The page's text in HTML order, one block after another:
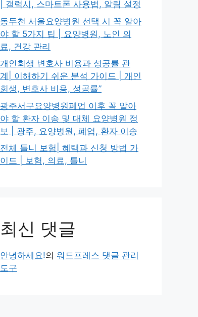
| 갤럭시, 스마트폰 사용법, 알림 설정
동두천 서울요양병원 선택 시 꼭 알아
야 할 5가지 팁 | 요양병원, 노인 의
료, 건강 관리
개인회생 변호사 비용과 성공률 관
계| 이해하기 쉬운 분석 가이드 | 개인
회생, 변호사 비용, 성공률”
광주서구요양병원폐업 이후 꼭 알아
야 할 환자 이송 및 대체 요양병원 정
보 | 광주, 요양병원, 폐업, 환자 이송
전체 틀니 보험| 혜택과 신청 방법 가
이드 | 보험, 의료, 틀니
최신 댓글
안녕하세요!의 워드프레스 댓글 관리
도구